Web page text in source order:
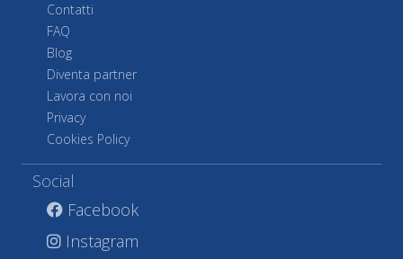
Contatti
FAQ
Blog
Diventa partner
Lavora con noi
Privacy
Cookies Policy
Social
Facebook
Instagram